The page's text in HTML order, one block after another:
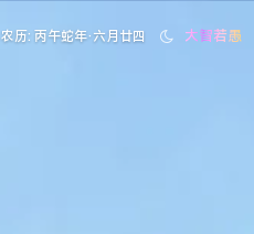
农历: 丙午蛇年·六月廿四 清心寡欲